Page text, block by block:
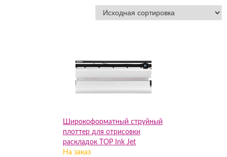
Широкоформатный струйный
плоттер для отрисовки
раскладок TOP Ink Jet
2hp(185см)
На заказ